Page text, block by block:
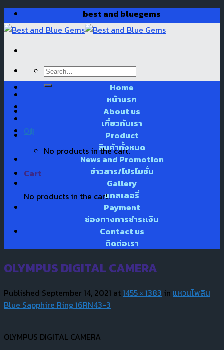
Skip
to
content
best and bluegems
Search
for:
0฿
No products in the cart.
Cart
No products in the cart.
Home
หน้าแรก
About us
เกี่ยวกับเรา
Product
สินค้าทั้งหมด
News and Promotion
ข่าวสาร/โปรโมชั่น
Gallery
แกลเลอรี่
Payment
ช่องทางการชำระเงิน
Contact us
ติดต่อเรา
OLYMPUS DIGITAL CAMERA
Published September 14, 2021 at1455 × 1383 in แหวนไพลิน
Blue Sapphire Ring 16RN43-3
OLYMPUS DIGITAL CAMERA